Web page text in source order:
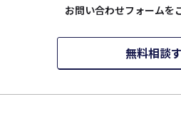
お問い合わせフォームを
無料相談